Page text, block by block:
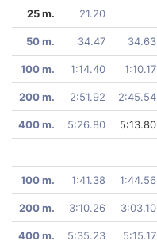
25 m. 21.20
50 m. 34.47 34.63
100 m. 1:14.40 1:10.17
200 m. 2:51.92 2:45.54
400 m. 5:26.80 5:13.80
100 m. 1:41.38 1:44.56
200 m. 3:10.26 3:03.10
400 m. 5:35.23 5:15.17